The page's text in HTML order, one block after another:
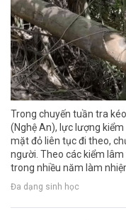
Trong chuyến tuần tra
(Nghệ An), lực lượng
mặt đỏ liên tục đi theo,
người. Theo các kiểm
trong nhiều năm làm
Đa dạng sinh học